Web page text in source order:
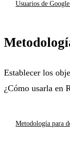
Usuarios de
Establecer los
¿Cómo usarla en
Metodología para